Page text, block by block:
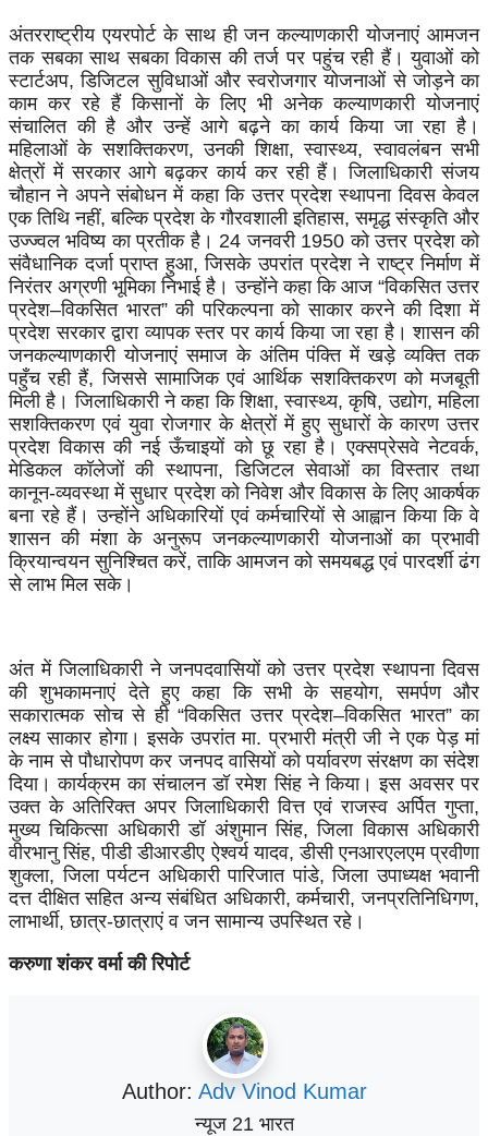
अंतरराष्ट्रीय एयरपोर्ट के साथ ही जन कल्याणकारी योजनाएं आमजन
तक सबका साथ सबका विकास की तर्ज पर पहुंच रही हैं। युवाओं को
स्टार्टअप, डिजिटल सुविधाओं और स्वरोजगार योजनाओं से जोड़ने का
काम कर रहे हैं किसानों के लिए भी अनेक कल्याणकारी योजनाएं
संचालित की है और उन्हें आगे बढ़ने का कार्य किया जा रहा है।
महिलाओं के सशक्तिकरण, उनकी शिक्षा, स्वास्थ्य, स्वावलंबन सभी
क्षेत्रों में सरकार आगे बढ़कर कार्य कर रही हैं। जिलाधिकारी संजय
चौहान ने अपने संबोधन में कहा कि उत्तर प्रदेश स्थापना दिवस केवल
एक तिथि नहीं, बल्कि प्रदेश के गौरवशाली इतिहास, समृद्ध संस्कृति और
उज्ज्वल भविष्य का प्रतीक है। 24 जनवरी 1950 को उत्तर प्रदेश को
संवैधानिक दर्जा प्राप्त हुआ, जिसके उपरांत प्रदेश ने राष्ट्र निर्माण में
निरंतर अग्रणी भूमिका निभाई है। उन्होंने कहा कि आज “विकसित उत्तर
प्रदेश–विकसित भारत” की परिकल्पना को साकार करने की दिशा में
प्रदेश सरकार द्वारा व्यापक स्तर पर कार्य किया जा रहा है। शासन की
जनकल्याणकारी योजनाएं समाज के अंतिम पंक्ति में खड़े व्यक्ति तक
पहुँच रही हैं, जिससे सामाजिक एवं आर्थिक सशक्तिकरण को मजबूती
मिली है। जिलाधिकारी ने कहा कि शिक्षा, स्वास्थ्य, कृषि, उद्योग, महिला
सशक्तिकरण एवं युवा रोजगार के क्षेत्रों में हुए सुधारों के कारण उत्तर
प्रदेश विकास की नई ऊँचाइयों को छू रहा है। एक्सप्रेसवे नेटवर्क,
मेडिकल कॉलेजों की स्थापना, डिजिटल सेवाओं का विस्तार तथा
कानून-व्यवस्था में सुधार प्रदेश को निवेश और विकास के लिए आकर्षक
बना रहे हैं। उन्होंने अधिकारियों एवं कर्मचारियों से आह्वान किया कि वे
शासन की मंशा के अनुरूप जनकल्याणकारी योजनाओं का प्रभावी
क्रियान्वयन सुनिश्चित करें, ताकि आमजन को समयबद्ध एवं पारदर्शी ढंग
से लाभ मिल सके।
अंत में जिलाधिकारी ने जनपदवासियों को उत्तर प्रदेश स्थापना दिवस
की शुभकामनाएं देते हुए कहा कि सभी के सहयोग, समर्पण और
सकारात्मक सोच से ही “विकसित उत्तर प्रदेश–विकसित भारत” का
लक्ष्य साकार होगा। इसके उपरांत मा. प्रभारी मंत्री जी ने एक पेड़ मां
के नाम से पौधारोपण कर जनपद वासियों को पर्यावरण संरक्षण का संदेश
दिया। कार्यक्रम का संचालन डॉ रमेश सिंह ने किया। इस अवसर पर
उक्त के अतिरिक्त अपर जिलाधिकारी वित्त एवं राजस्व अर्पित गुप्ता,
मुख्य चिकित्सा अधिकारी डॉ अंशुमान सिंह, जिला विकास अधिकारी
वीरभानु सिंह, पीडी डीआरडीए ऐश्वर्य यादव, डीसी एनआरएलएम प्रवीणा
शुक्ला, जिला पर्यटन अधिकारी पारिजात पांडे, जिला उपाध्यक्ष भवानी
दत्त दीक्षित सहित अन्य संबंधित अधिकारी, कर्मचारी, जनप्रतिनिधिगण,
लाभार्थी, छात्र-छात्राएं व जन सामान्य उपस्थित रहे।
करुणा शंकर वर्मा की रिपोर्ट
Author: Adv Vinod Kumar
न्यूज 21 भारत